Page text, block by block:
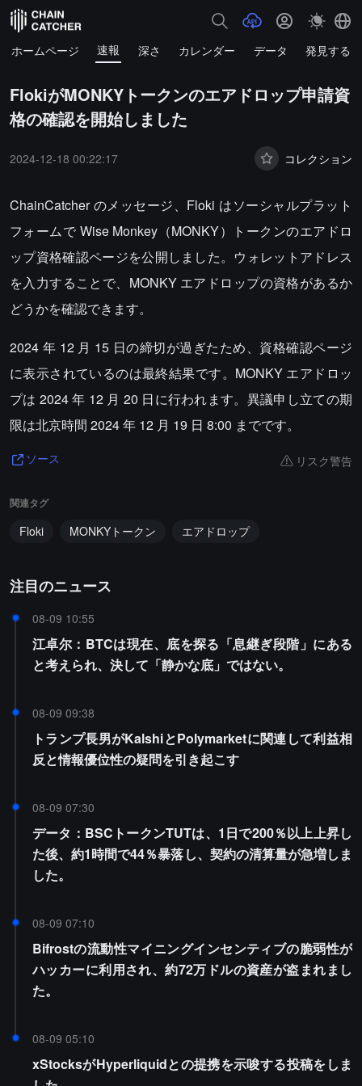
ホームページ 速報 深さ カレンダー データ 発見する
FlokiがMONKYトークンのエアドロップ申請資
格の確認を開始しました
2024-12-18 00:22:17 コレクション
ChainCatcher のメッセージ、Floki はソーシャルプラット
フォームで Wise Monkey（MONKY）トークンのエアドロ
ップ資格確認ページを公開しました。ウォレットアドレス
を入力することで、MONKY エアドロップの資格があるか
どうかを確認できます。
2024 年 12 月 15 日の締切が過ぎたため、資格確認ページ
に表示されているのは最終結果です。MONKY エアドロッ
プは 2024 年 12 月 20 日に行われます。異議申し立ての期
限は北京時間 2024 年 12 月 19 日 8:00 までです。
ソース リスク警告
関連タグ
Floki MONKYトークン エアドロップ
注目のニュース
08-09 10:55
江卓尔：BTCは現在、底を探る「息継ぎ段階」にある
と考えられ、決して「静かな底」ではない。
08-09 09:38
トランプ長男がKalshiとPolymarketに関連して利益相
反と情報優位性の疑問を引き起こす
08-09 07:30
データ：BSCトークンTUTは、1日で200％以上上昇し
た後、約1時間で44％暴落し、契約の清算量が急増しま
した。
08-09 07:10
Bifrostの流動性マイニングインセンティブの脆弱性が
ハッカーに利用され、約72万ドルの資産が盗まれまし
た。
08-09 05:10
xStocksがHyperliquidとの提携を示唆する投稿をしま